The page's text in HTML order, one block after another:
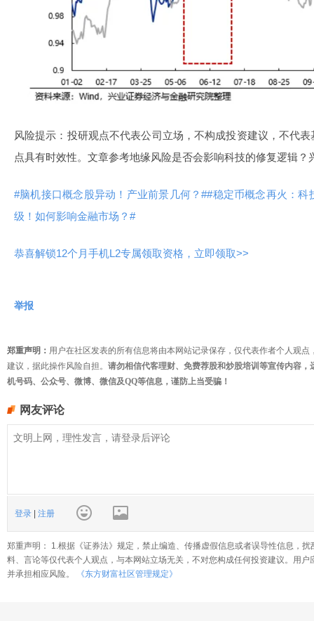
风险提示：投研观点不代表公司立场，不构成投资建议，不代
点具有时效性。文章参考地缘风险是否会影响科技的修复逻辑？
#脑机接口概念股异动！产业前景几何？##稳定币概念再火：科
级！如何影响金融市场？#
恭喜解锁12个月手机L2专属领取资格，立即领取>>
举报
郑重声明： 用户在社区发表的所有信息将由本网站记录保存，仅代表作者个人观
建议，据此操作风险自担。 请勿相信代客理财、免费荐股和炒股培训等宣传内容
机号码、公众号、微博、微信及QQ等信息，谨防上当受骗！
网友评论
登录 注册
郑重声明： 1.根据《证券法》规定，禁止编造、传播虚假信息或者误导性信息，
料、言论等仅代表个人观点，与本网站立场无关，不对您构成任何投资建议。用
并承担相应风险。
《东方财富社区管理规定》